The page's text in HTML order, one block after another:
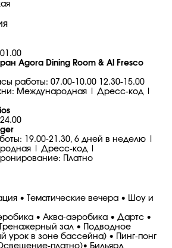
Agora Dining Room & Al Fresco
работы: 07.00-10.00 12.30-15.00
Международная | Дресс-код |
19.00-21.30, 6 дней в неделю |
| Дресс-код |
Платно
• Тематические вечера • Шоу и
• Аква-аэробика • Дартс •
зал • Подводное
урок в зоне бассейна) • Пинг-понг
платно)• Бильярд